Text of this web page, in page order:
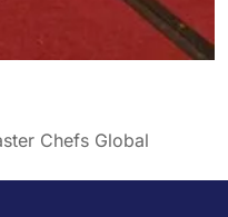
Chefs Global